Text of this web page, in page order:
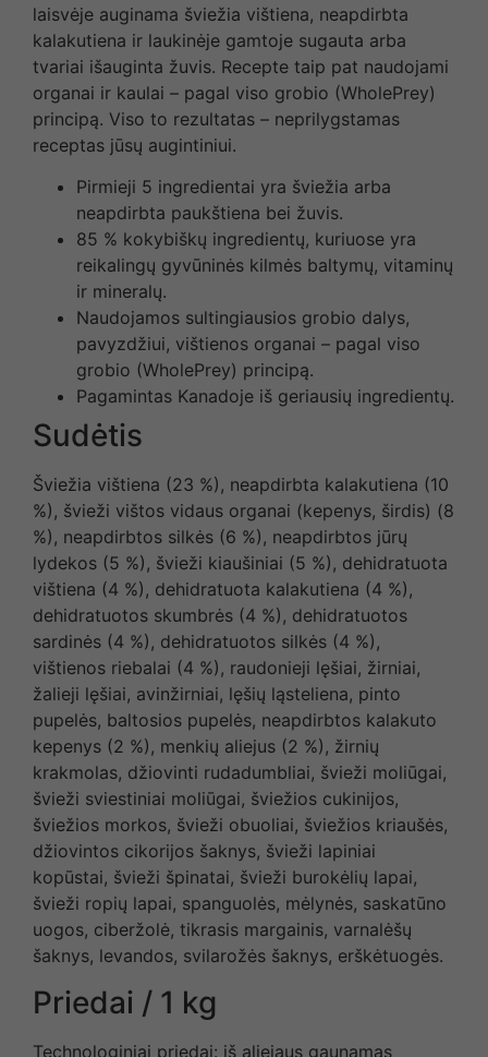
laisvėje auginama šviežia vištiena, neapdirbta
kalakutiena ir laukinėje gamtoje sugauta arba
tvariai išauginta žuvis. Recepte taip pat naudojami
organai ir kaulai – pagal viso grobio (WholePrey)
principą. Viso to rezultatas – neprilygstamas
receptas jūsų augintiniui.
Pirmieji 5 ingredientai yra šviežia arba
neapdirbta paukštiena bei žuvis.
85 % kokybiškų ingredientų, kuriuose yra
reikalingų gyvūninės kilmės baltymų, vitaminų
ir mineralų.
Naudojamos sultingiausios grobio dalys,
pavyzdžiui, vištienos organai – pagal viso
grobio (WholePrey) principą.
Pagamintas Kanadoje iš geriausių ingredientų.
Sudėtis
Šviežia vištiena (23 %), neapdirbta kalakutiena (10
%), švieži vištos vidaus organai (kepenys, širdis) (8
%), neapdirbtos silkės (6 %), neapdirbtos jūrų
lydekos (5 %), švieži kiaušiniai (5 %), dehidratuota
vištiena (4 %), dehidratuota kalakutiena (4 %),
dehidratuotos skumbrės (4 %), dehidratuotos
sardinės (4 %), dehidratuotos silkės (4 %),
vištienos riebalai (4 %), raudonieji lęšiai, žirniai,
žalieji lęšiai, avinžirniai, lęšių ląsteliena, pinto
pupelės, baltosios pupelės, neapdirbtos kalakuto
kepenys (2 %), menkių aliejus (2 %), žirnių
krakmolas, džiovinti rudadumbliai, švieži moliūgai,
švieži sviestiniai moliūgai, šviežios cukinijos,
šviežios morkos, švieži obuoliai, šviežios kriaušės,
džiovintos cikorijos šaknys, švieži lapiniai
kopūstai, švieži špinatai, švieži burokėlių lapai,
švieži ropių lapai, spanguolės, mėlynės, saskatūno
uogos, ciberžolė, tikrasis margainis, varnalėšų
šaknys, levandos, svilarožės šaknys, erškėtuogės.
Priedai / 1 kg
Technologiniai priedai: iš aliejaus gaunamas